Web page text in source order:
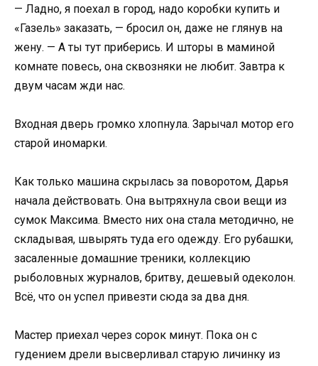
— Ладно, я поехал в город, надо коробки купить и
«Газель» заказать, — бросил он, даже не глянув на
жену. — А ты тут приберись. И шторы в маминой
комнате повесь, она сквозняки не любит. Завтра к
двум часам жди нас.
Входная дверь громко хлопнула. Зарычал мотор его
старой иномарки.
Как только машина скрылась за поворотом, Дарья
начала действовать. Она вытряхнула свои вещи из
сумок Максима. Вместо них она стала методично, не
складывая, швырять туда его одежду. Его рубашки,
засаленные домашние треники, коллекцию
рыболовных журналов, бритву, дешевый одеколон.
Всё, что он успел привезти сюда за два дня.
Мастер приехал через сорок минут. Пока он с
гудением дрели высверливал старую личинку из